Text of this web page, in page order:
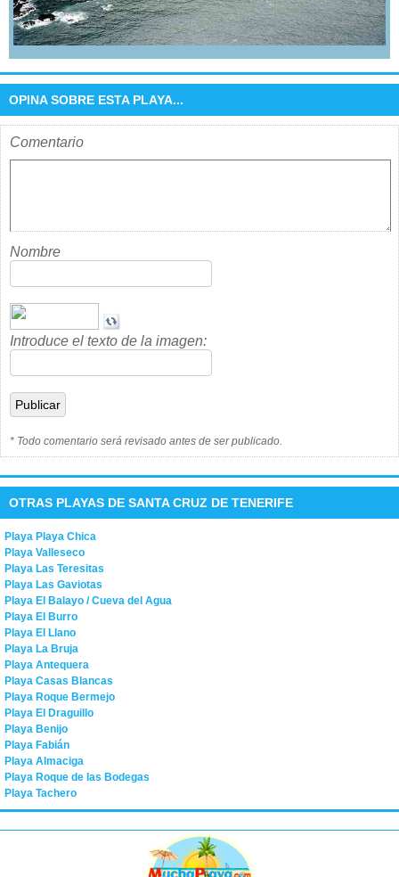
OPINA SOBRE ESTA PLAYA...
Comentario
Nombre
Introduce el texto de la imagen:
* Todo comentario será revisado antes de ser publicado.
OTRAS PLAYAS DE SANTA CRUZ DE TENERIFE
Playa Playa Chica
Playa Valleseco
Playa Las Teresitas
Playa Las Gaviotas
Playa El Balayo / Cueva del Agua
Playa El Burro
Playa El Llano
Playa La Bruja
Playa Antequera
Playa Casas Blancas
Playa Roque Bermejo
Playa El Draguillo
Playa Benijo
Playa Fabián
Playa Almaciga
Playa Roque de las Bodegas
Playa Tachero